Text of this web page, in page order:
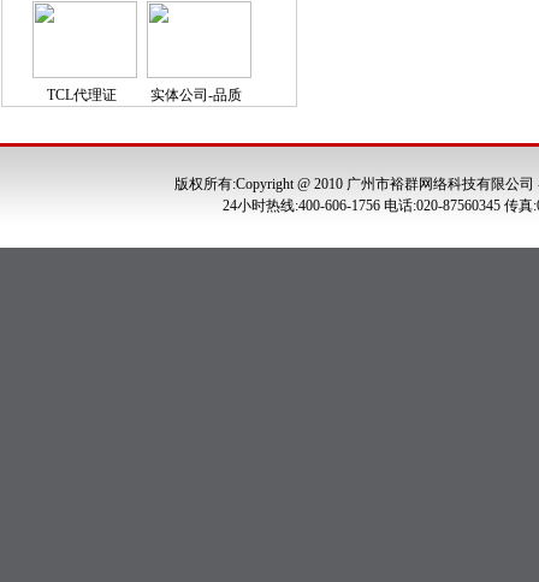
TCL代理证 实体公司-品质
版权所有:Copyright @ 2010 广州市裕群网络科技有限公司
24小时热线:400-606-1756 电话:020-87560345 传